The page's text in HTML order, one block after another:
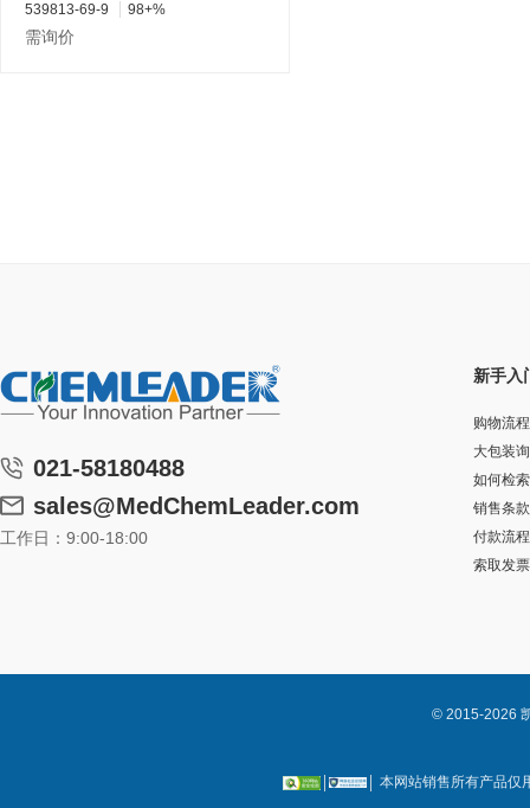
539813-69-9 98+%
需询价
021-58180488
sales@MedChemLeader.com
工作日：9:00-18:00
新手入
购物流程
大包装
如何检索
销售条款
付款流程
索取发票
© 2015-2026
本网站销售所有产品仅